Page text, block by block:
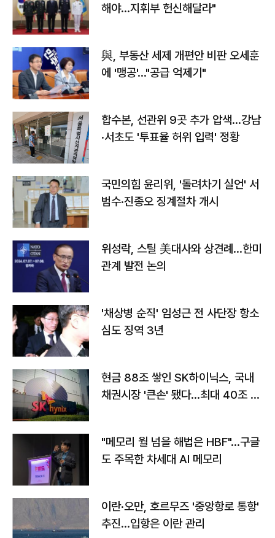
해야…지휘부 헌신해달라"
與, 부동산 세제 개편안 비판 오세훈
에 '맹공'…"공급 억제기"
합수본, 선관위 9곳 추가 압색…강남
·서초도 '투표율 허위 입력' 정황
국민의힘 윤리위, '돌려차기 실언' 서
범수·진종오 징계절차 개시
위성락, 스틸 美대사와 상견례…한미
관계 발전 논의
'채상병 순직' 임성근 전 사단장 항소
심도 징역 3년
현금 88조 쌓인 SK하이닉스, 국내
채권시장 '큰손' 됐다…최대 40조 투
"메모리 월 넘을 해법은 HBF"…구글
도 주목한 차세대 AI 메모리
이란·오만, 호르무즈 '중앙항로 통항'
추진…입항은 이란 관리